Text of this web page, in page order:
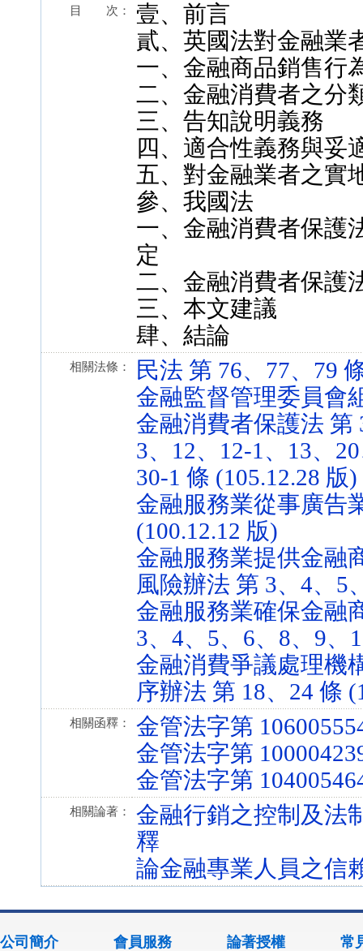
目 次：
壹、前言
貳、英國法對金融業
一、金融商品銷售行
二、金融消費者之分
三、告知說明義務
四、適合性義務與妥
五、對金融業者之實
參、我國法
一、金融消費者保護
定
二、金融消費者保護
三、本文建議
肆、結論
相關法條：
民法 第 76、77、79
金融監督管理委員會
金融消費者保護法 第
3、12、12-1、13、
30-1 條 (105.12.28 版)
金融服務業從事廣告
(100.12.12 版)
金融服務業提供金融
風險辦法 第 3、4、5
金融服務業確保金融
3、4、5、6、8、9、
金融消費爭議處理機
序辦法 第 18、24 條
相關函釋：
金管法字第
金管法字第
金管法字第
相關論著：
金融行銷之控制及法
釋
論金融專業人員之信
公司簡介 會員服務 論著授權 常